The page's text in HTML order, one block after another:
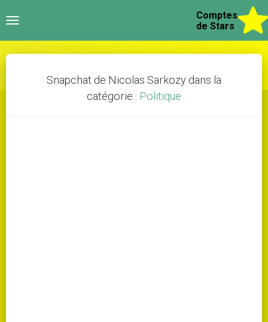
Toggle
Comptes
de Stars
Snapchat de Nicolas Sarkozy dans la
catégorie : Politique